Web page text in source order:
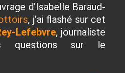
d'Isabelle Baraud-
, j’ai flashé sur cet
Lefebvre, journaliste
questions sur le